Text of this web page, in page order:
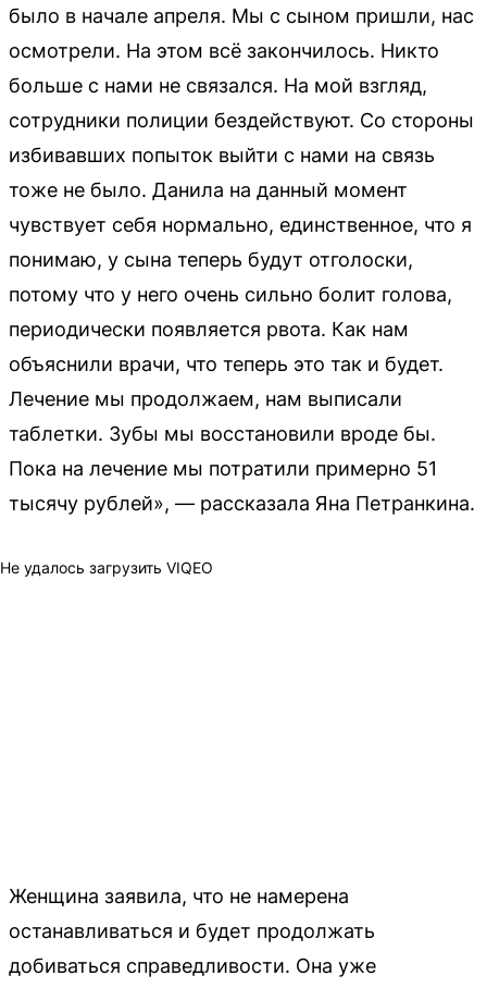
было в начале апреля. Мы с сыном пришли, нас
осмотрели. На этом всё закончилось. Никто
больше с нами не связался. На мой взгляд,
сотрудники полиции бездействуют. Со стороны
избивавших попыток выйти с нами на связь
тоже не было. Данила на данный момент
чувствует себя нормально, единственное, что я
понимаю, у сына теперь будут отголоски,
потому что у него очень сильно болит голова,
периодически появляется рвота. Как нам
объяснили врачи, что теперь это так и будет.
Лечение мы продолжаем, нам выписали
таблетки. Зубы мы восстановили вроде бы.
Пока на лечение мы потратили примерно 51
тысячу рублей», — рассказала Яна Петранкина.
Не удалось загрузить VIQEO
Женщина заявила, что не намерена
останавливаться и будет продолжать
добиваться справедливости. Она уже